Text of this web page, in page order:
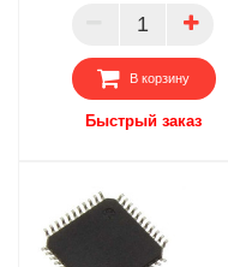
ПАРТНЕР
В корзину
Быстрый заказ